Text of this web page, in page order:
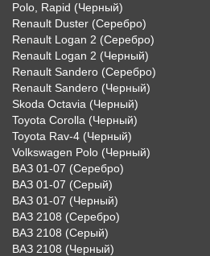
Polo, Rapid (Черный)
Renault Duster (Серебро)
Renault Logan 2 (Серебро)
Renault Logan 2 (Черный)
Renault Sandero (Серебро)
Renault Sandero (Черный)
Skoda Octavia (Черный)
Toyota Corolla (Черный)
Toyota Rav-4 (Черный)
Volkswagen Polo (Черный)
ВАЗ 01-07 (Серебро)
ВАЗ 01-07 (Серый)
ВАЗ 01-07 (Черный)
ВАЗ 2108 (Серебро)
ВАЗ 2108 (Серый)
ВАЗ 2108 (Черный)